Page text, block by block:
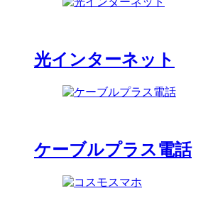
光インターネット
ケーブルプラス電話